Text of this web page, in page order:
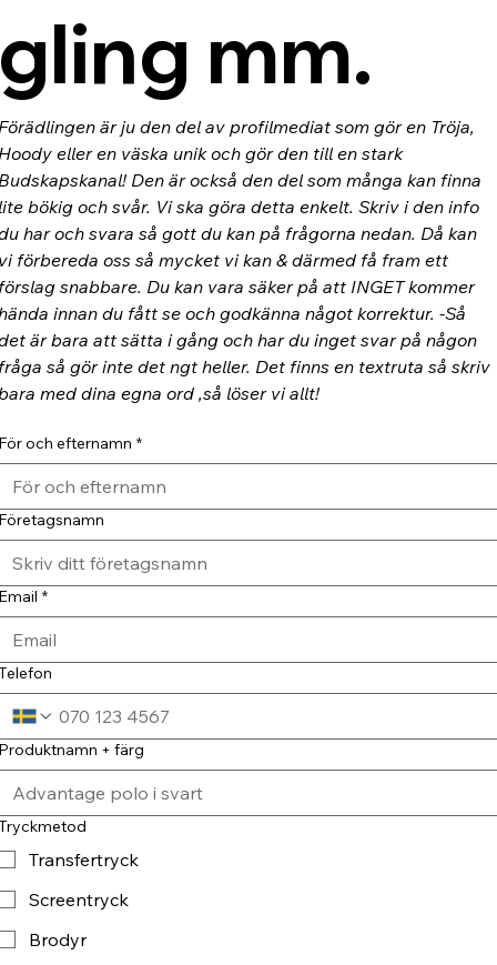
mm.
är ju den del av profilmediat som gör en Tröja,
eller en väska unik och gör den till en stark
Den är också den del som många kan finna
bökig och svår. Vi ska göra detta enkelt. Skriv i den info
har och svara så gott du kan på frågorna nedan. Då kan
förbereda oss så mycket vi kan & därmed få fram ett
snabbare. Du kan vara säker på att INGET kommer
innan du fått se och godkänna något korrektur. -Så
är bara att sätta i gång och har du inget svar på någon
så gör inte det ngt heller. Det finns en textruta så skriv
med dina egna ord ,så löser vi allt!
och efternamn *
*
+ färg
Transfertryck
Screentryck
Brodyr